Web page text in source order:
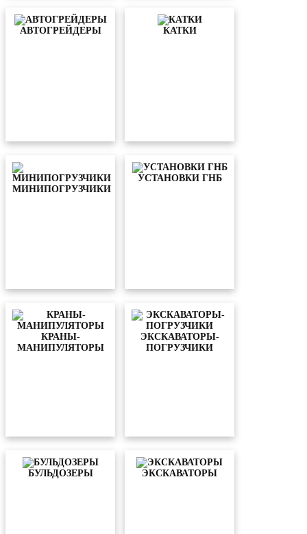
АВТОГРЕЙДЕРЫ КАТКИ
МИНИПОГРУЗЧИКИ
УСТАНОВКИ ГНБ
КРАНЫ-
МАНИПУЛЯТОРЫ
ЭКСКАВАТОРЫ-
ПОГРУЗЧИКИ
БУЛЬДОЗЕРЫ ЭКСКАВАТОРЫ